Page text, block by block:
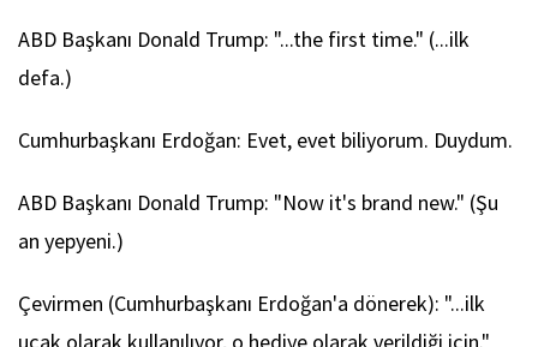
ABD Başkanı Donald Trump: "...the first time." (...ilk
defa.)
Cumhurbaşkanı Erdoğan: Evet, evet biliyorum. Duydum.
ABD Başkanı Donald Trump: "Now it's brand new." (Şu
an yepyeni.)
Çevirmen (Cumhurbaşkanı Erdoğan'a dönerek): "...ilk